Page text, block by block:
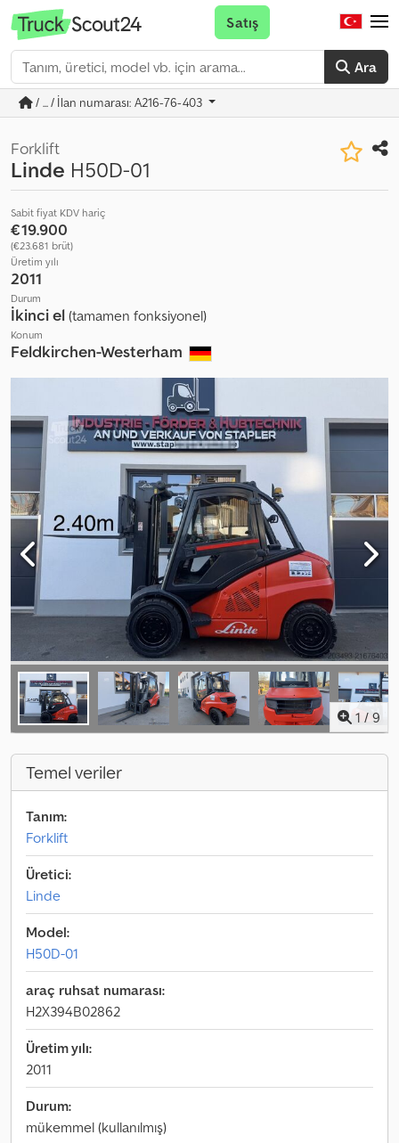
Ara
Satış
/ ... / İlan numarası: A216-76-403
Forklift
Linde H50D-01
Sabit fiyat KDV hariç
€19.900
(€23.681 brüt)
Üretim yılı
2011
Durum
İkinci el (tamamen fonksiyonel)
Konum
Feldkirchen-Westerham
1 / 9
Temel veriler
Tanım:
Forklift
Üretici:
Linde
Model:
H50D-01
araç ruhsat numarası:
H2X394B02862
Üretim yılı:
2011
Durum:
mükemmel (kullanılmış)